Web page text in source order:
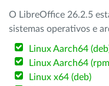
O LibreOffice 26.2.5
sistemas operativos e
Linux Aarch64
Linux Aarch64
Linux x64 (deb)